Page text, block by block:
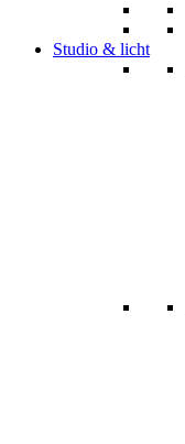
Studio & licht